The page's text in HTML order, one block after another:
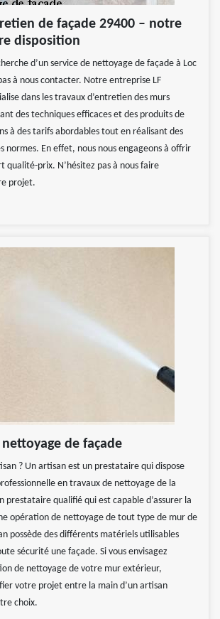
de façade 29400 – notre
disposition
d’un service de nettoyage de façade à Loc
à nous contacter. Notre entreprise LF
dans les travaux d’entretien des murs
des techniques efficaces et des produits de
à des tarifs abordables tout en réalisant des
normes. En effet, nous nous engageons à offrir
qualité-prix. N’hésitez pas à nous faire
projet.
de façade
? Un artisan est un prestataire qui dispose
en travaux de nettoyage de la
prestataire qualifié qui est capable d’assurer la
opération de nettoyage de tout type de mur de
possède des différents matériels utilisables
sécurité une façade. Si vous envisagez
de nettoyage de votre mur extérieur,
votre projet entre la main d’un artisan
choix.